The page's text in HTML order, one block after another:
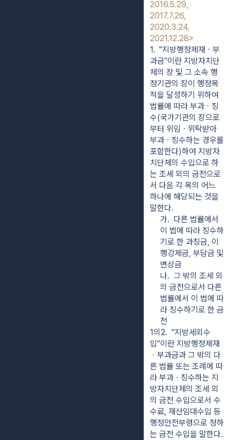
2016.5.29,
2017.7.26,
2020.3.24,
2021.12.28>
1.  "지방행정제재ㆍ부
과금"이란 지방자치단
체의 장 및 그 소속 행
정기관의 장이 행정목
적을 달성하기 위하여
법률에 따라 부과ㆍ징
수(국가기관의 장으로
부터 위임ㆍ위탁받아
부과ㆍ징수하는 경우를
포함한다)하여 지방자
치단체의 수입으로 하
는 조세 외의 금전으로
서 다음 각 목의 어느
하나에 해당되는 것을
말한다.
가.  다른 법률에서
이 법에 따라 징수하
기로 한 과징금, 이
행강제금, 부담금 및
변상금
나.  그 밖의 조세 외
의 금전으로서 다른
법률에서 이 법에 따
라 징수하기로 한 금
전
1의2.  "지방세외수
입"이란 지방행정제재
ㆍ부과금과 그 밖의 다
른 법률 또는 조례에 따
라 부과ㆍ징수하는 지
방자치단체의 조세 외
의 금전 수입으로서 수
수료, 재산임대수입 등
행정안전부령으로 정하
는 금전 수입을 말한다.